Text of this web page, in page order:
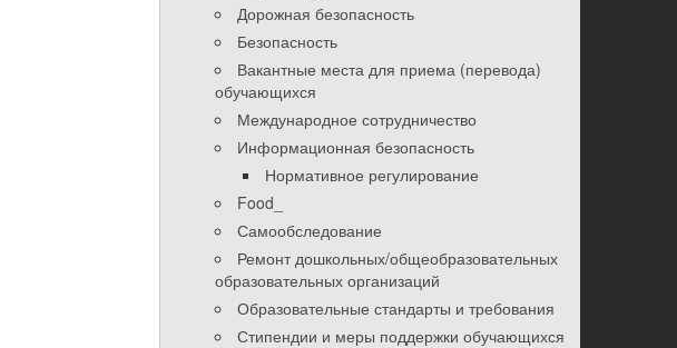
Дорожная безопасность
Безопасность
Вакантные места для приема (перевода)
обучающихся
Международное сотрудничество
Информационная безопасность
Нормативное регулирование
Food_
Самообследование
Ремонт дошкольных/общеобразовательных
образовательных организаций
Образовательные стандарты и требования
Стипендии и меры поддержки обучающихся